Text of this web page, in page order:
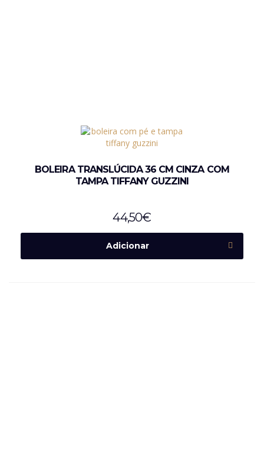
BOLEIRA TRANSLÚCIDA 36 CM CINZA COM
TAMPA TIFFANY GUZZINI
44,50€
Adicionar